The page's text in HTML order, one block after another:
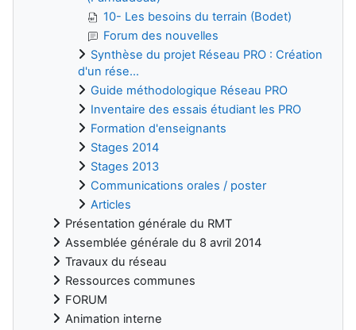
10- Les besoins du terrain (Bodet)
Forum des nouvelles
Synthèse du projet Réseau PRO : Création
d'un rése...
Guide méthodologique Réseau PRO
Inventaire des essais étudiant les PRO
Formation d'enseignants
Stages 2014
Stages 2013
Communications orales / poster
Articles
Présentation générale du RMT
Assemblée générale du 8 avril 2014
Travaux du réseau
Ressources communes
FORUM
Animation interne